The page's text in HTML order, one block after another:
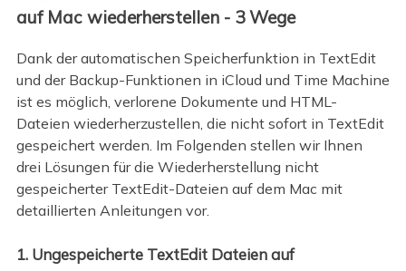
auf Mac wiederherstellen - 3 Wege
Dank der automatischen Speicherfunktion in TextEdit
und der Backup-Funktionen in iCloud und Time Machine
ist es möglich, verlorene Dokumente und HTML-
Dateien wiederherzustellen, die nicht sofort in TextEdit
gespeichert werden. Im Folgenden stellen wir Ihnen
drei Lösungen für die Wiederherstellung nicht
gespeicherter TextEdit-Dateien auf dem Mac mit
detaillierten Anleitungen vor.
1. Ungespeicherte TextEdit Dateien auf